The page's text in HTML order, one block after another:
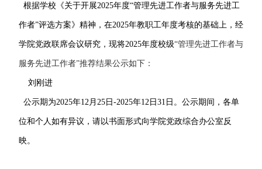
根据学校《关于开展2025年度“管理先进工作者与服务先进工
作者”评选方案》精神，在2025年教职工年度考核的基础上，经
学院党政联席会议研究，现将2025年度校级“管理先进工作者与
服务先进工作者”推荐结果公示如下：
刘刚进
公示期为2025年12月25日-2025年12日31日。公示期间，各单
位和个人如有异议，请以书面形式向学院党政综合办公室反
映。